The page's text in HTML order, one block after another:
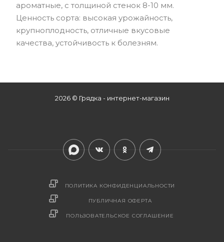
ароматные, с толщиной стенок 8-10 мм.
Ценность сорта: высокая урожайность,
крупноплодность, отличные вкусовые
качества, устойчивость к болезням.
2026 © Грядка - интернет-магазин
ПОЛИТИКА КОНФИДЕНЦИАЛЬНОСТИ
ПУБЛИЧНАЯ ОФЕРТА
ПОЛЬЗОВАТЕЛЬСКОЕ СОГЛАШЕНИЕ